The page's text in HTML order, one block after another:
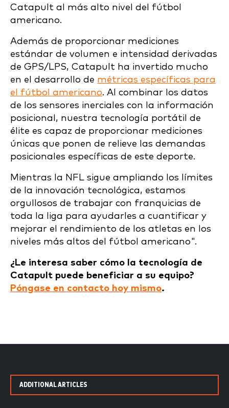
Catapult al más alto nivel del fútbol
americano.
Además de proporcionar mediciones
estándar de volumen e intensidad derivadas
de GPS/LPS, Catapult ha invertido mucho
en el desarrollo de métricas específicas para
el fútbol americano. Al combinar los datos
de los sensores inerciales con la información
posicional, nuestra tecnología portátil de
élite es capaz de proporcionar mediciones
únicas que ponen de relieve las demandas
posicionales específicas de este deporte.
Mientras la NFL sigue ampliando los límites
de la innovación tecnológica, estamos
orgullosos de trabajar con franquicias de
toda la liga para ayudarles a cuantificar y
mejorar el rendimiento de los atletas en los
niveles más altos del fútbol americano".
¿Le interesa saber cómo la tecnología de
Catapult puede beneficiar a su equipo?
Póngase en contacto hoy mismo.
ADDITIONAL ARTICLES